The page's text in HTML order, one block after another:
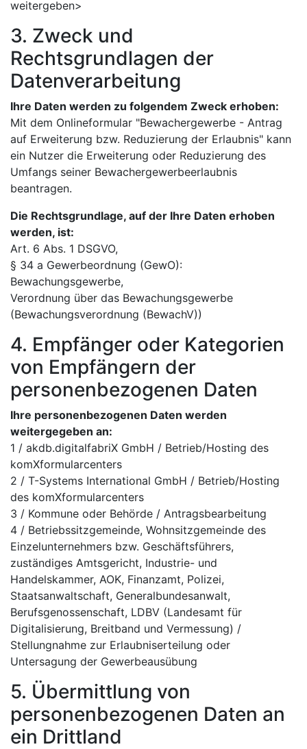
weitergeben>
3. Zweck und
Rechtsgrundlagen der
Datenverarbeitung
Ihre Daten werden zu folgendem Zweck erhoben:
Mit dem Onlineformular "Bewachergewerbe - Antrag
auf Erweiterung bzw. Reduzierung der Erlaubnis" kann
ein Nutzer die Erweiterung oder Reduzierung des
Umfangs seiner Bewachergewerbeerlaubnis
beantragen.
Die Rechtsgrundlage, auf der Ihre Daten erhoben
werden, ist:
Art. 6 Abs. 1 DSGVO,
§ 34 a Gewerbeordnung (GewO):
Bewachungsgewerbe,
Verordnung über das Bewachungsgewerbe
(Bewachungsverordnung (BewachV))
4. Empfänger oder Kategorien
von Empfängern der
personenbezogenen Daten
Ihre personenbezogenen Daten werden
weitergegeben an:
1 / akdb.digitalfabriX GmbH / Betrieb/Hosting des
komXformularcenters
2 / T-Systems International GmbH / Betrieb/Hosting
des komXformularcenters
3 / Kommune oder Behörde / Antragsbearbeitung
4 / Betriebssitzgemeinde, Wohnsitzgemeinde des
Einzelunternehmers bzw. Geschäftsführers,
zuständiges Amtsgericht, Industrie- und
Handelskammer, AOK, Finanzamt, Polizei,
Staatsanwaltschaft, Generalbundesanwalt,
Berufsgenossenschaft, LDBV (Landesamt für
Digitalisierung, Breitband und Vermessung) /
Stellungnahme zur Erlaubniserteilung oder
Untersagung der Gewerbeausübung
5. Übermittlung von
personenbezogenen Daten an
ein Drittland